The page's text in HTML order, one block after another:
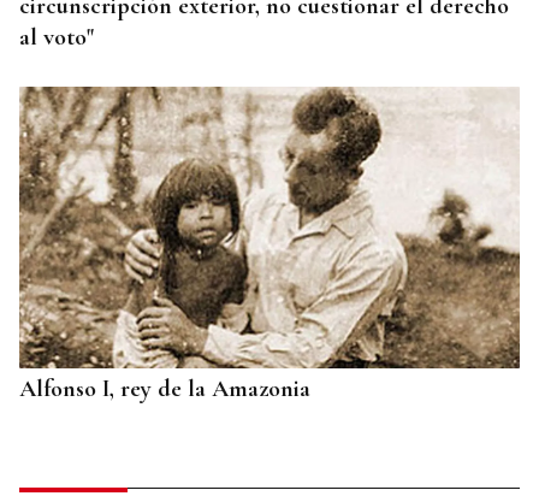
circunscripción exterior, no cuestionar el derecho
al voto"
Alfonso I, rey de la Amazonia